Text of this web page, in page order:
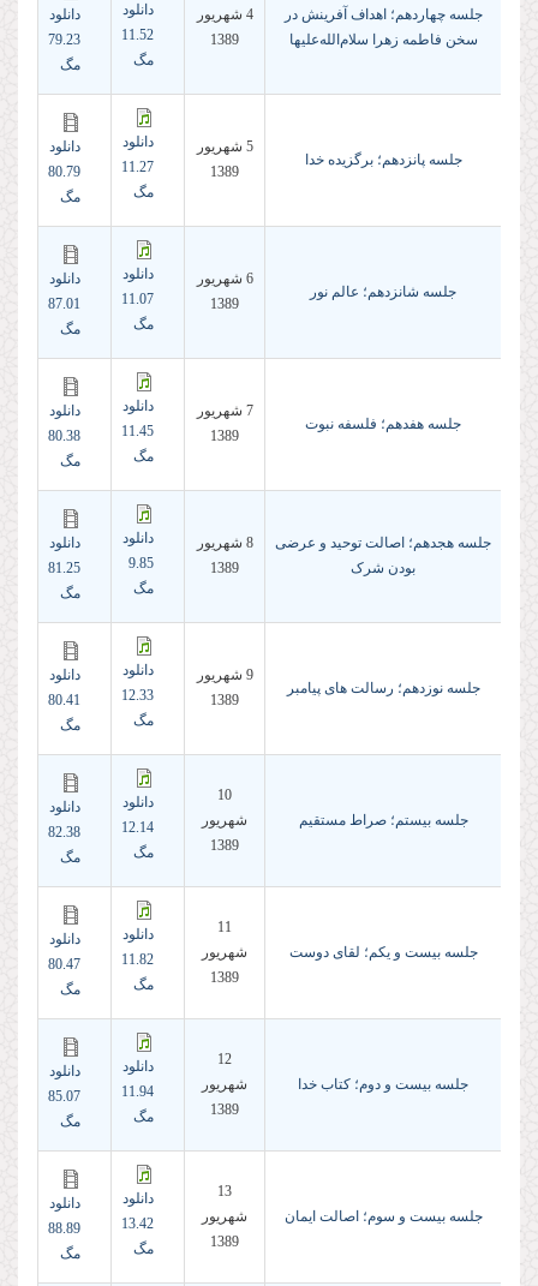
جلسه چهاردهم؛ اهداف آفرینش در
سخن فاطمه زهرا‌ سلام‌الله‌علیها
4 شهريور
1389
دانلود
11.52
مگ
دانلود
79.23
مگ
جلسه پانزدهم؛ برگزیده خدا
5 شهريور
1389
دانلود
11.27
مگ
دانلود
80.79
مگ
جلسه شانزدهم؛ عالم نور
6 شهريور
1389
دانلود
11.07
مگ
دانلود
87.01
مگ
جلسه هفدهم؛ فلسفه نبوت
7 شهريور
1389
دانلود
11.45
مگ
دانلود
80.38
مگ
جلسه هجدهم؛ اصالت توحید و عرضی
بودن شرک
8 شهريور
1389
دانلود
9.85
مگ
دانلود
81.25
مگ
جلسه نوزدهم؛ رسالت های پیامبر
9 شهريور
1389
دانلود
12.33
مگ
دانلود
80.41
مگ
جلسه بیستم؛ صراط مستقیم
10
شهريور
1389
دانلود
12.14
مگ
دانلود
82.38
مگ
جلسه بیست و یکم؛ لقای دوست
11
شهريور
1389
دانلود
11.82
مگ
دانلود
80.47
مگ
جلسه بیست و دوم؛ کتاب خدا
12
شهريور
1389
دانلود
11.94
مگ
دانلود
85.07
مگ
جلسه بیست و سوم؛ اصالت ایمان
13
شهريور
1389
دانلود
13.42
مگ
دانلود
88.89
مگ